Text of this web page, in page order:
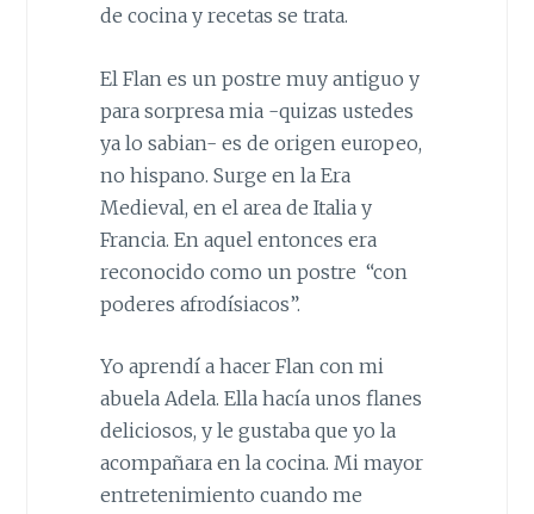
de cocina y recetas se trata.
El Flan es un postre muy antiguo y
para sorpresa mia -quizas ustedes
ya lo sabian- es de origen europeo,
no hispano. Surge en la Era
Medieval, en el area de Italia y
Francia. En aquel entonces era
reconocido como un postre “con
poderes afrodísiacos”.
Yo aprendí a hacer Flan con mi
abuela Adela. Ella hacía unos flanes
deliciosos, y le gustaba que yo la
acompañara en la cocina. Mi mayor
entretenimiento cuando me